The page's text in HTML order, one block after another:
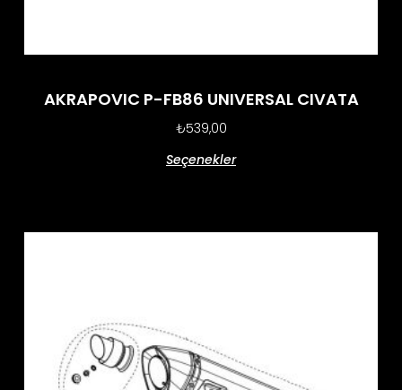
AKRAPOVIC P-FB86 UNIVERSAL CIVATA
₺539,00
Seçenekler